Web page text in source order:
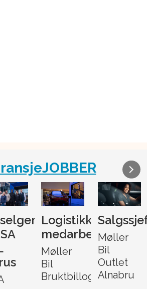
Logistikk-
medarbeider
Møller
Bil
Bruktbillogistikk
Møller
Bil
Outlet
Alnabru